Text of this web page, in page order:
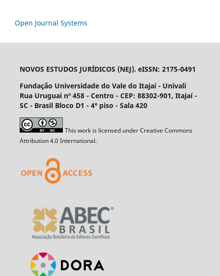
Open Journal Systems
NOVOS ESTUDOS JURÍDICOS (NEJ). eISSN: 2175-0491
Fundação Universidade do Vale do Itajaí - Univali
Rua Uruguai nº 458 - Centro - CEP: 88302-901, Itajaí­ -
SC - Brasil Bloco D1 - 4º piso - Sala 420
This work is licensed under Creative Commons
Attribution 4.0 International.